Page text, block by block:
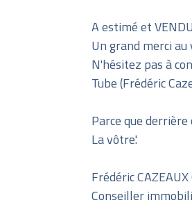
A estimé et VENDU
Un grand merci
N'hésitez pas à
Tube (Frédéric
Parce que
La vôtre.'
Frédéric
Conseiller